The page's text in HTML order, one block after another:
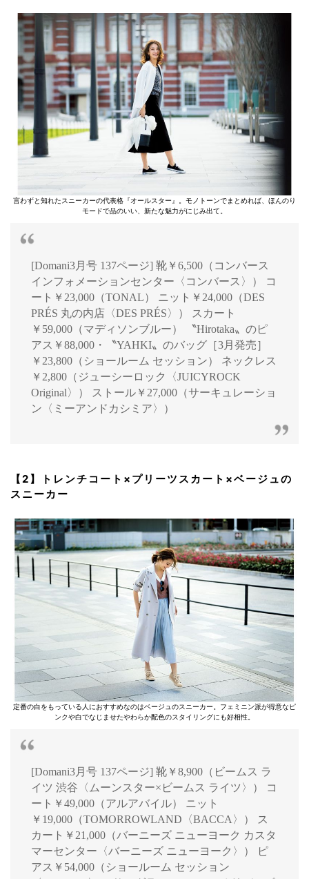
言わずと知れたスニーカーの代表格『オールスター』。モノトーンでまとめれば、ほんのり
モードで品のいい、新たな魅力がにじみ出て。
[Domani3月号 137ページ] 靴￥6,500（コンバース
インフォメーションセンター〈コンバース〉） コ
ート￥23,000（TONAL） ニット￥24,000（DES
PRÉS 丸の内店〈DES PRÉS〉） スカート
￥59,000（マディソンブルー） 〝Hirotaka〟のピ
アス￥88,000・〝YAHKI〟のバッグ［3月発売］
￥23,800（ショールーム セッション） ネックレス
￥2,800（ジューシーロック〈JUICYROCK
Original〉） ストール￥27,000（サーキュレーショ
ン〈ミーアンドカシミア〉）
【2】トレンチコート×プリーツスカート×ベージュの
スニーカー
定番の白をもっている人におすすめなのはベージュのスニーカー。フェミニン派が得意なピ
ンクや白でなじませたやわらか配色のスタイリングにも好相性。
[Domani3月号 137ページ] 靴￥8,900（ビームス ラ
イツ 渋谷〈ムーンスター×ビームス ライツ〉） コ
ート￥49,000（アルアバイル） ニット
￥19,000（TOMORROWLAND〈BACCA〉） ス
カート￥21,000（バーニーズ ニューヨーク カスタ
マーセンター〈バーニーズ ニューヨーク〉） ピ
アス￥54,000（ショールーム セッション